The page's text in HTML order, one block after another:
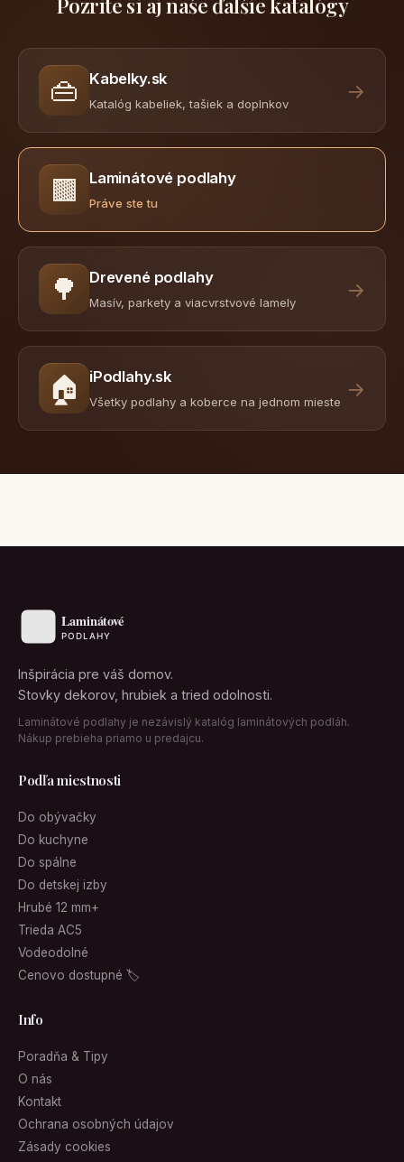
Pozrite si aj naše ďalšie katalógy
👜 Kabelky.sk
Katalóg kabeliek, tašiek a doplnkov
→
🟫 Laminátové podlahy
Práve ste tu
🌳 Drevené podlahy
Masív, parkety a viacvrstvové lamely
→
🏠 iPodlahy.sk
Všetky podlahy a koberce na jednom mieste
→
Inšpirácia pre váš domov.
Stovky dekorov, hrubiek a tried odolnosti.
Laminátové podlahy je nezávislý katalóg laminátových podláh.
Nákup prebieha priamo u predajcu.
Podľa miestnosti
Do obývačky
Do kuchyne
Do spálne
Do detskej izby
Hrubé 12 mm+
Trieda AC5
Vodeodolné
Cenovo dostupné 🏷
Info
Poradňa & Tipy
O nás
Kontakt
Ochrana osobných údajov
Zásady cookies